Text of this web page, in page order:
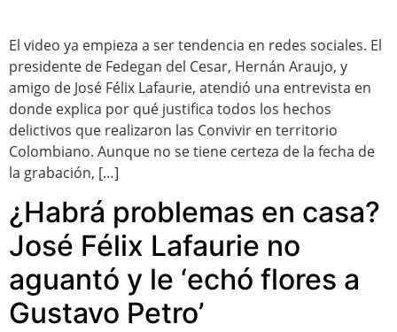
El video ya empieza a ser tendencia en redes sociales. El
presidente de Fedegan del Cesar, Hernán Araujo, y
amigo de José Félix Lafaurie, atendió una entrevista en
donde explica por qué justifica todos los hechos
delictivos que realizaron las Convivir en territorio
Colombiano. Aunque no se tiene certeza de la fecha de
la grabación, […]
¿Habrá problemas en casa?
José Félix Lafaurie no
aguantó y le ‘echó flores a
Gustavo Petro’